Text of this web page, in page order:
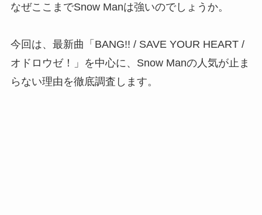
なぜここまでSnow Manは強いのでしょうか。
今回は、最新曲「BANG!! / SAVE YOUR HEART /
オドロウゼ！」を中心に、Snow Manの人気が止ま
らない理由を徹底調査します。